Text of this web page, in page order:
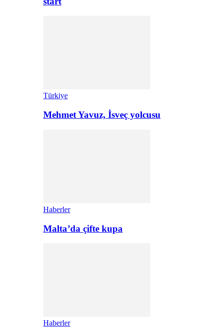
Türkiye
Mehmet Yavuz, İsveç yolcusu
Haberler
Malta’da çifte kupa
Haberler